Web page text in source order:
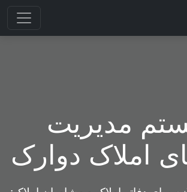
مدیریت
املاک دوارک